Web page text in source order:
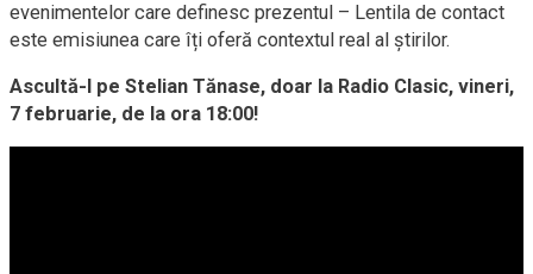
evenimentelor care definesc prezentul – Lentila de contact
este emisiunea care îți oferă contextul real al știrilor.
Ascultă-l pe Stelian Tănase, doar la Radio Clasic, vineri,
7 februarie, de la ora 18:00!